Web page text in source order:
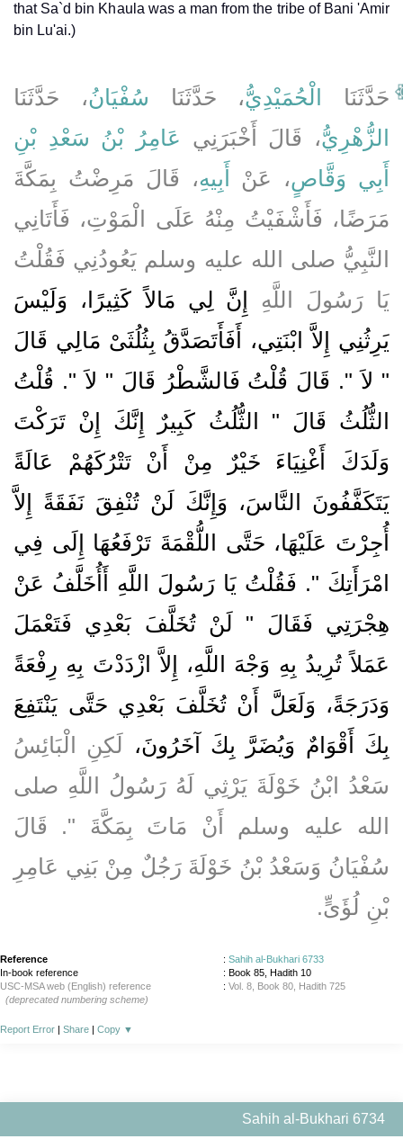
that Sa`d bin Khaula was a man from the tribe of Bani 'Amir
bin Lu'ai.)
حَدَّثَنَا الْحُمَيْدِيُّ، حَدَّثَنَا سُفْيَانُ، حَدَّثَنَا
الزُّهْرِيُّ، قَالَ أَخْبَرَنِي عَامِرُ بْنُ سَعْدِ بْنِ
أَبِي وَقَّاصٍ، عَنْ أَبِيهِ، قَالَ مَرِضْتُ بِمَكَّةَ
مَرَضًا، فَأَشْفَيْتُ مِنْهُ عَلَى الْمَوْتِ، فَأَتَانِي
النَّبِيُّ صلى الله عليه وسلم يَعُودُنِي فَقُلْتُ
يَا رَسُولَ اللَّهِ
إِنَّ لِي مَالاً كَثِيرًا، وَلَيْسَ
يَرِثُنِي إِلاَّ ابْنَتِي، أَفَأَتَصَدَّقُ بِثُلُثَىْ مَالِي قَالَ
‏"‏ لاَ ‏"‏‏.‏ قَالَ قُلْتُ فَالشَّطْرُ قَالَ ‏"‏ لاَ ‏"‏‏.‏ قُلْتُ
الثُّلُثُ قَالَ ‏"‏ الثُّلُثُ كَبِيرٌ إِنَّكَ إِنْ تَرَكْتَ
وَلَدَكَ أَغْنِيَاءَ خَيْرٌ مِنْ أَنْ تَتْرُكَهُمْ عَالَةً
يَتَكَفَّفُونَ النَّاسَ، وَإِنَّكَ لَنْ تُنْفِقَ نَفَقَةً إِلاَّ
أُجِرْتَ عَلَيْهَا، حَتَّى اللُّقْمَةَ تَرْفَعُهَا إِلَى فِي
امْرَأَتِكَ ‏"‏‏.‏ فَقُلْتُ يَا رَسُولَ اللَّهِ أَأُخَلَّفُ عَنْ
هِجْرَتِي فَقَالَ ‏"‏ لَنْ تُخَلَّفَ بَعْدِي فَتَعْمَلَ
عَمَلاً تُرِيدُ بِهِ وَجْهَ اللَّهِ، إِلاَّ ازْدَدْتَ بِهِ رِفْعَةً
وَدَرَجَةً، وَلَعَلَّ أَنْ تُخَلَّفَ بَعْدِي حَتَّى يَنْتَفِعَ
بِكَ أَقْوَامٌ وَيُضَرَّ بِكَ آخَرُونَ، لَكِنِ الْبَائِسُ
سَعْدُ ابْنُ خَوْلَةَ يَرْثِي لَهُ رَسُولُ اللَّهِ صلى
الله عليه وسلم أَنْ مَاتَ بِمَكَّةَ ‏"‏‏.‏ قَالَ
سُفْيَانُ وَسَعْدُ بْنُ خَوْلَةَ رَجُلٌ مِنْ بَنِي عَامِرِ
بْنِ لُؤَىٍّ‏.‏
Reference : Sahih al-Bukhari 6733
In-book reference
: Book 85, Hadith 10
USC-MSA web (English) reference
: Vol. 8, Book 80, Hadith 725
(deprecated numbering scheme)
Report Error Share Copy ▼
Sahih al-Bukhari 6734